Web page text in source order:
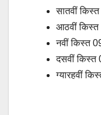
सातवीं
आठवीं किस्त
नवीं किस्त
दसवीं किस्त
ग्यारहवीं